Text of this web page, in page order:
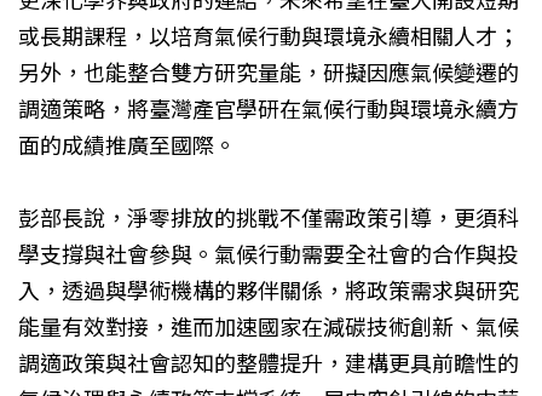
或長期課程，以培育氣候行動與環境永續相關人才；
另外，也能整合雙方研究量能，研擬因應氣候變遷的
調適策略，將臺灣產官學研在氣候行動與環境永續方
面的成績推廣至國際。
彭部長說，淨零排放的挑戰不僅需政策引導，更須科
學支撐與社會參與。氣候行動需要全社會的合作與投
入，透過與學術機構的夥伴關係，將政策需求與研究
能量有效對接，進而加速國家在減碳技術創新、氣候
調適政策與社會認知的整體提升，建構更具前瞻性的